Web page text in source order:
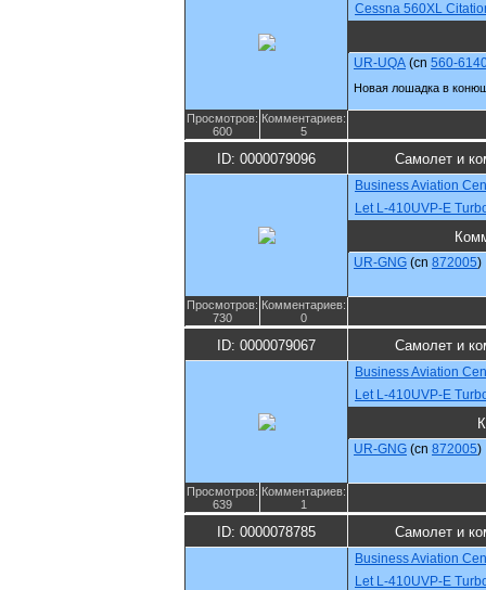
Cessna 560XL
UR-UQA (cn 560-
Новая лошадка в
Просмотров:
600
Комментариев:
5
ID: 0000079096 Самолет и
Business Aviation
Let L-410UVP-E
UR-GNG (cn 872005)
Просмотров:
730
Комментариев:
0
ID: 0000079067 Самолет и
Business Aviation
Let L-410UVP-E
UR-GNG (cn 872005)
Просмотров:
639
Комментариев:
1
ID: 0000078785 Самолет и
Business Aviation
Let L-410UVP-E